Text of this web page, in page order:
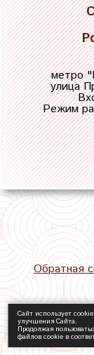
метро "
улица
Режим
Обратная
Сайт использует
улучшения Сайта.
Продолжая
файлов cookie в